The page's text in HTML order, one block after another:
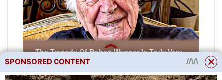
SPONSORED CONTENT